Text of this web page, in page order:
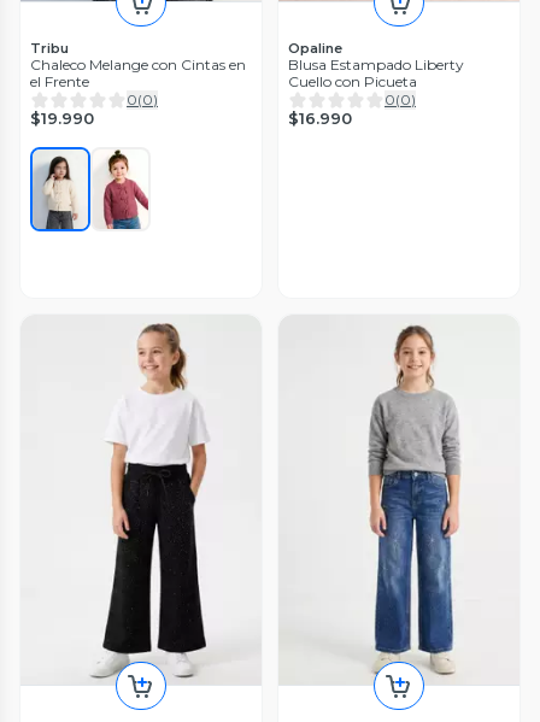
Tribu
Chaleco Melange con Cintas en
el Frente
0(0)
$19.990
Opaline
Blusa Estampado Liberty
Cuello con Picueta
0(0)
$16.990